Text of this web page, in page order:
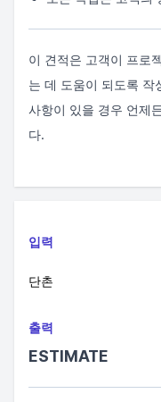
이 견적은 고객이 프로
는 데 도움이 되도록 작
사항이 있을 경우 언제
다.
입력
단촌
출력
ESTIMATE